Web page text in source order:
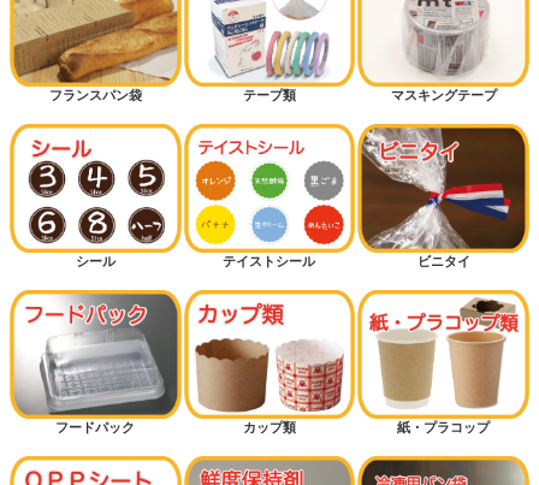
フランスパン袋 テープ類 マスキングテープ
シール テイストシール ビニタイ
フードパック カップ類 紙・プラコップ